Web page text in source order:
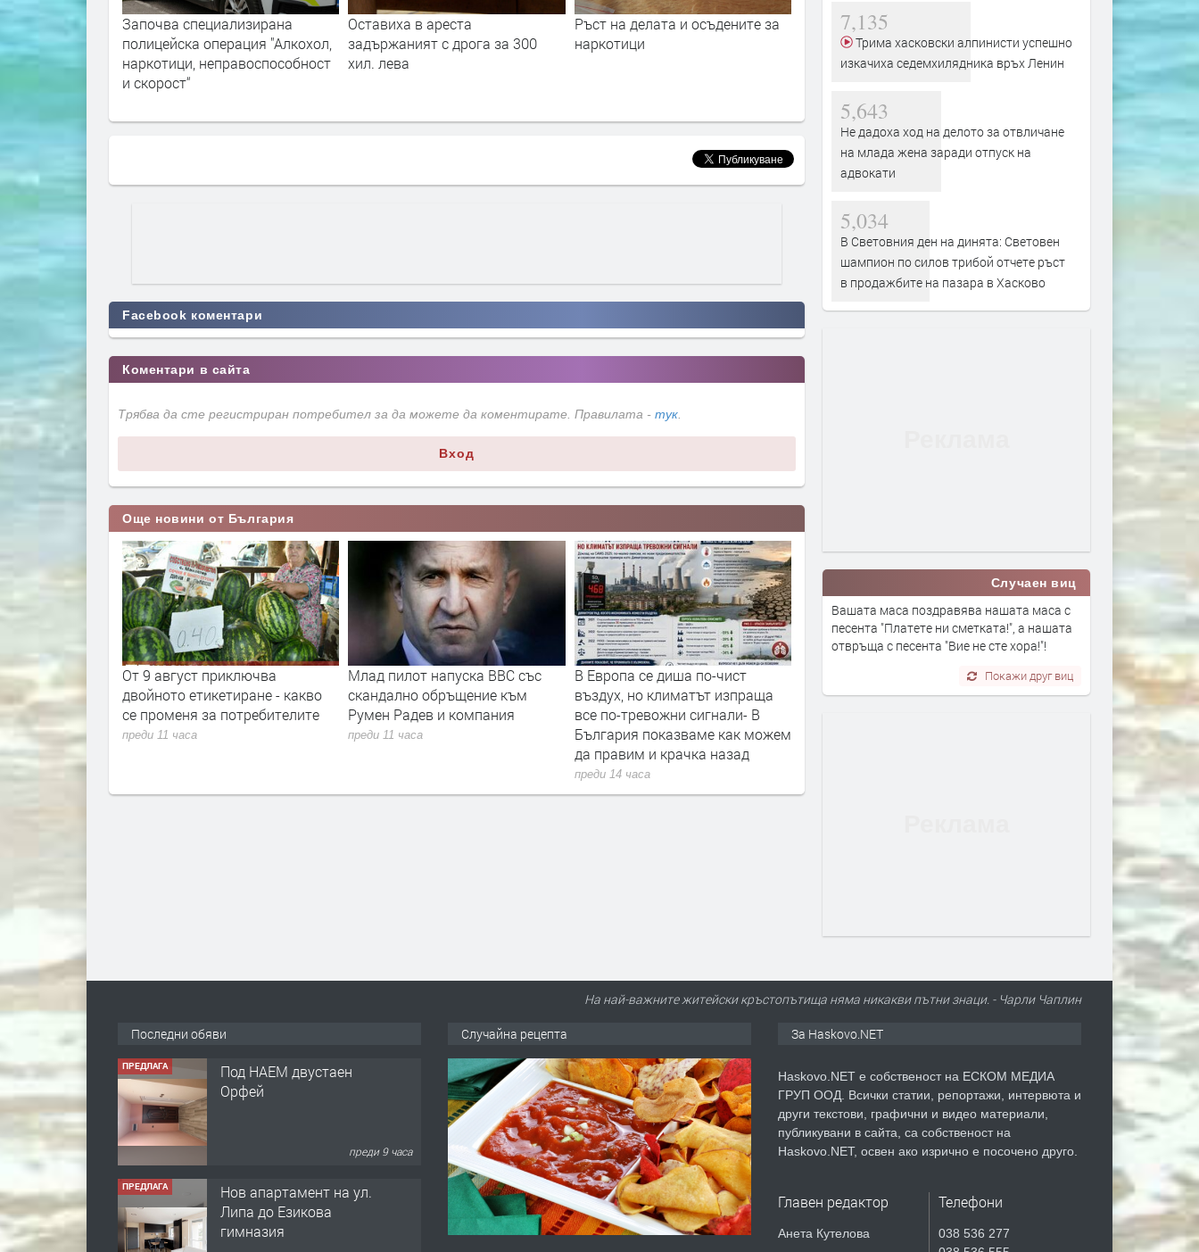
и
Започва специализирана
полицейска операция "Алкохол,
наркотици, неправоспособност
Оставиха в ареста
задържаният с дрога за 300
хил. лева
Ръст на делата и осъдените за
наркотици
Двама младежи попаднаха в
ареста за 24 часа, хванати са
да карат коли с алкохол и
Двама мъже са задържани в
Пампорово за притежание на
наркотици
Facebook коментари
Коментари в сайта
Трябва да сте регистриран потребител за да можете да коментирате. Правилата - тук.
Вход
Още новини от България
От 9 август приключва
двойното етикетиране - какво
се променя за потребителите
преди 11 часа
Млад пилот напуска ВВС със
скандално обръщение към
Румен Радев и компания
преди 11 часа
В Европа се диша по-чист
въздух, но климатът изпраща
все по-тревожни сигнали- В
България показваме как можем
да правим и крачка назад
преди 14 часа
проучванията за нефт и газ в
българската зона на Черно
Първите бели щъркели вече
поеха на юг
7,135
Трима хасковски алпинисти успешно
изкачиха седемхилядника връх Ленин
5,643
Не дадоха ход на делото за отвличане
на млада жена заради отпуск на
адвокати
5,034
В Световния ден на динята: Световен
шампион по силов трибой отчете ръст
в продажбите на пазара в Хасково
Случаен виц
Вашата маса поздравява нашата маса с
песента "Платете ни сметката!", a нашата
отвръща с песента "Вие не сте хора!"!
Покажи друг виц
На най-важните житейски кръстопътища няма никакви пътни знаци. - Чарли Чаплин
Последни обяви
ПРЕДЛАГА
Орфей
Липа до Езикова
гимназия
Случайна рецепта За Haskovo.NET
Haskovo.NET е собственост на ЕСКОМ МЕДИА
ГРУП ООД. Всички статии, репортажи, интервюта и
други текстови, графични и видео материали,
публикувани в сайта, са собственост на
Haskovo.NET, освен ако изрично е посочено друго.
Главен редактор
Анета Кутелова
Телефони
038 536 277